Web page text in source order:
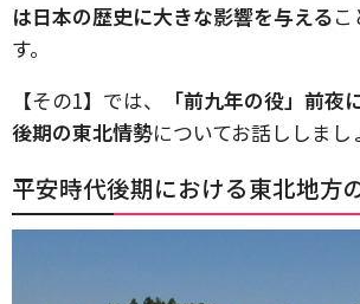
は日本の歴史に大きな影響を与える
す。
【その1】では、
「前九年の役」前夜
後期の東北情勢についてお話ししまし
平安時代後期における東北地方